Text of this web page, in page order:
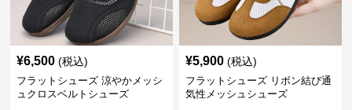
¥6,500 (税込)
フラットシューズ 涼やかメッシ
ュクロスベルトシューズ
¥5,900 (税込)
フラットシューズ リボン結び通
気性メッシュシューズ